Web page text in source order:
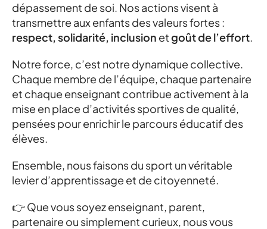
dépassement de soi. Nos actions visent à
transmettre aux enfants des valeurs fortes :
respect, solidarité, inclusion etgoût de l’effort.
Notre force, c’est notre dynamique collective.
Chaque membre de l’équipe, chaque partenaire
et chaque enseignant contribue activement à la
mise en place d’activités sportives de qualité,
pensées pour enrichir le parcours éducatif des
élèves.
Ensemble, nous faisons du sport un véritable
levier d’apprentissage et de citoyenneté.
👉 Que vous soyez enseignant, parent,
partenaire ou simplement curieux, nous vous